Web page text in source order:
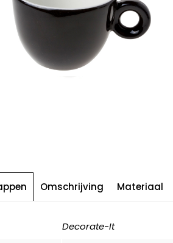
Omschrijving Materiaal
Decorate-It